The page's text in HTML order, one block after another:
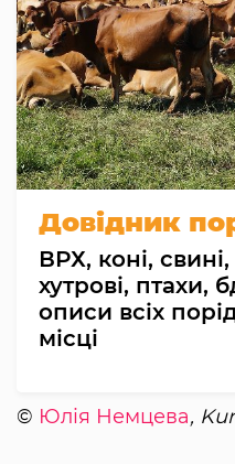
Довідник
ВРХ, коні,
хутрові, птахи,
описи всіх
місці
© Юлія Немцева,